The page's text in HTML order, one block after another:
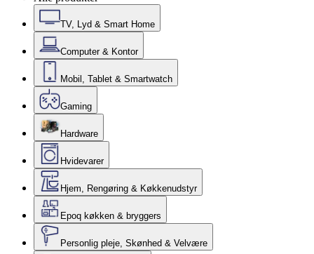
TV, Lyd & Smart Home
Computer & Kontor
Mobil, Tablet & Smartwatch
Gaming
Hardware
Hvidevarer
Hjem, Rengøring & Køkkenudstyr
Epoq køkken & bryggers
Personlig pleje, Skønhed & Velvære